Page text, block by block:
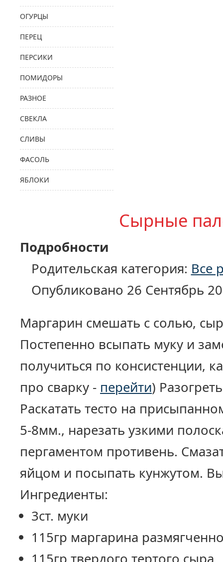
ОГУРЦЫ
ПЕРЕЦ
ПЕРСИКИ
ПОМИДОРЫ
РАЗНОЕ
СВЕКЛА
СЛИВЫ
ФАСОЛЬ
ЯБЛОКИ
Сырные
Подробности
Родительская категория: Все
Опубликовано 26 Сентябрь
Маргарин смешать с солью,
Постепенно всыпать муку и
получиться по консистенции,
про сварку - перейти)
Раскатать тесто на
5-8мм., нарезать узкими
пергаментом противень.
яйцом и посыпать кунжутом.
Ингредиенты:
3ст. муки
115гр маргарина
115гр твердого тертого сыра